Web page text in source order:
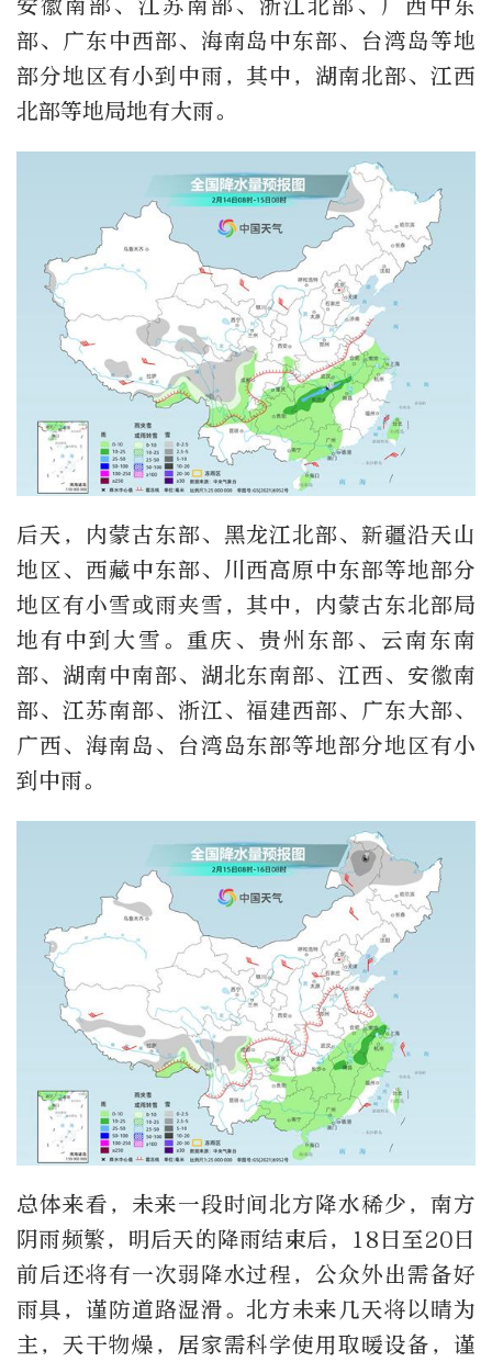
安徽南部、江苏南部、浙江北部、广西中东
部、广东中西部、海南岛中东部、台湾岛等地
部分地区有小到中雨，其中，湖南北部、江西
北部等地局地有大雨。
后天，内蒙古东部、黑龙江北部、新疆沿天山
地区、西藏中东部、川西高原中东部等地部分
地区有小雪或雨夹雪，其中，内蒙古东北部局
地有中到大雪。重庆、贵州东部、云南东南
部、湖南中南部、湖北东南部、江西、安徽南
部、江苏南部、浙江、福建西部、广东大部、
广西、海南岛、台湾岛东部等地部分地区有小
到中雨。
总体来看，未来一段时间北方降水稀少，南方
阴雨频繁，明后天的降雨结束后，18日至20日
前后还将有一次弱降水过程，公众外出需备好
雨具，谨防道路湿滑。北方未来几天将以晴为
主，天干物燥，居家需科学使用取暖设备，谨